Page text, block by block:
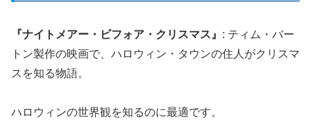
『ナイトメアー・ビフォア・クリスマス』 : ティム・バー
トン製作の映画で、ハロウィン・タウンの住人がクリスマ
スを知る物語。
ハロウィンの世界観を知るのに最適です。